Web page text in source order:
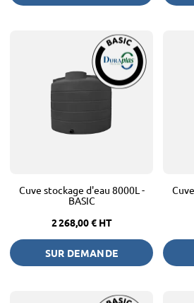
Cuve stockage d'eau 8000L -
BASIC
2 268,00 € HT
SUR DEMANDE